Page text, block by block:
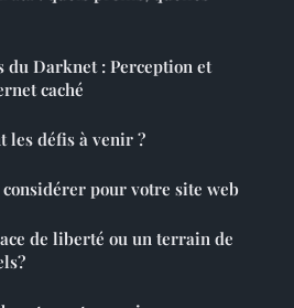
du Darknet : Perception et
caché
les défis à venir ?
pour votre site web
de liberté ou un terrain de